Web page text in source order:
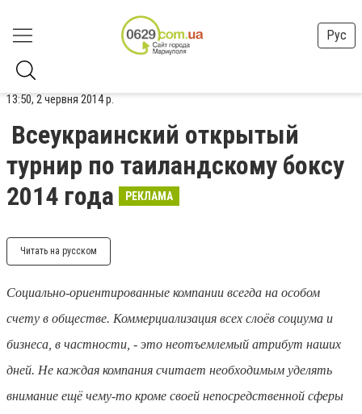
Рус
13:50, 2 червня 2014 р.
Всеукраинский открытый
турнир по таиландскому боксу
2014 года
РЕКЛАМА
Читать на русском
Социально-ориентированные компании всегда на особом
счету в обществе. Коммерциализация всех слоёв социума и
бизнеса, в частности, - это неотъемлемый атрибут наших
дней. Не каждая компания считает необходимым уделять
внимание ещё чему-то кроме своей непосредственной сферы